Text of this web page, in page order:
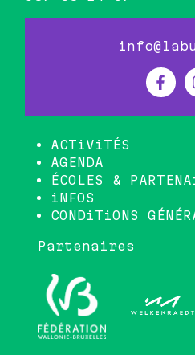
ACTiViTÉS
AGENDA
ÉCOLES &
iNFOS
CONDiTiONS
Partenaires